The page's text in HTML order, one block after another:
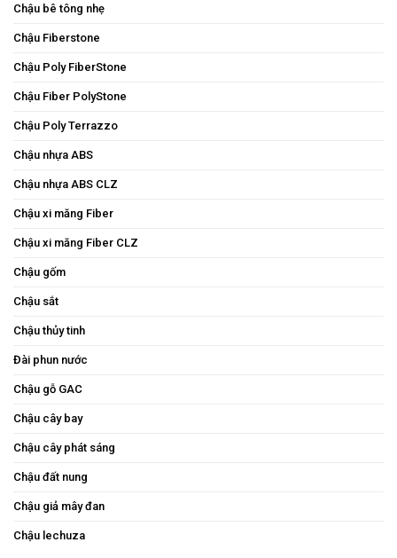
Chậu bê tông nhẹ
Chậu Fiberstone
Chậu Poly FiberStone
Chậu Fiber PolyStone
Chậu Poly Terrazzo
Chậu nhựa ABS
Chậu nhựa ABS CLZ
Chậu xi măng Fiber
Chậu xi măng Fiber CLZ
Chậu gốm
Chậu sắt
Chậu thủy tinh
Đài phun nước
Chậu gỗ GAC
Chậu cây bay
Chậu cây phát sáng
Chậu đất nung
Chậu giả mây đan
Chậu lechuza